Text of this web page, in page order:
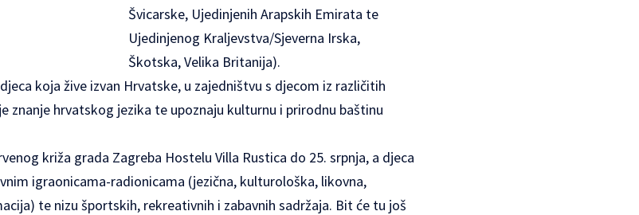
Švicarske, Ujedinjenih Arapskih Emirata te
Ujedinjenog Kraljevstva/Sjeverna Irska,
Škotska, Velika Britanija).
koja žive izvan Hrvatske, u zajedništvu s djecom iz različitih
znanje hrvatskog jezika te upoznaju kulturnu i prirodnu baštinu
križa grada Zagreba Hostelu Villa Rustica do 25. srpnja, a djeca
igraonicama-radionicama (jezična, kulturološka, likovna,
te nizu športskih, rekreativnih i zabavnih sadržaja. Bit će tu još